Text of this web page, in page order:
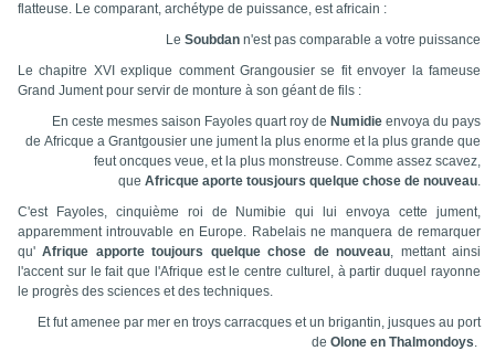
flatteuse. Le comparant, archétype de puissance, est africain :
Le Soubdan n'est pas comparable a votre puissance
Le chapitre XVI explique comment Grangousier se fit envoyer la fameuse
Grand Jument pour servir de monture à son géant de fils :
En ceste mesmes saison Fayoles quart roy de Numidie envoya du pays
de Africque a Grantgousier une jument la plus enorme et la plus grande que
feut oncques veue, et la plus monstreuse. Comme assez scavez,
que Africque aporte tousjours quelque chose de nouveau.
C'est Fayoles, cinquième roi de Numibie qui lui envoya cette jument,
apparemment introuvable en Europe. Rabelais ne manquera de remarquer
qu'Afrique apporte toujours quelque chose de nouveau, mettant ainsi
l'accent sur le fait que l'Afrique est le centre culturel, à partir duquel rayonne
le progrès des sciences et des techniques.
Et fut amenee par mer en troys carracques et un brigantin, jusques au port
de Olone en Thalmondoys.